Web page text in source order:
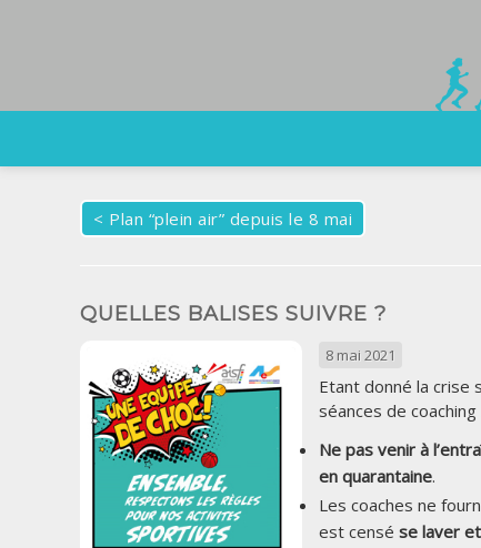
< Plan “plein air” depuis le 8 mai
QUELLES BALISES SUIVRE ?
8 mai 2021
Etant donné la crise
séances de coaching
Ne pas venir à
en quarantaine.
Les coaches ne
est censé se laver